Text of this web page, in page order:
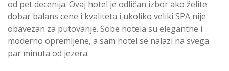
od pet decenija. Ovaj hotel je odličan izbor ako želite
dobar balans cene i kvaliteta i ukoliko veliki SPA nije
obavezan za putovanje. Sobe hotela su elegantne i
moderno opremljene, a sam hotel se nalazi na svega
par minuta od jezera.